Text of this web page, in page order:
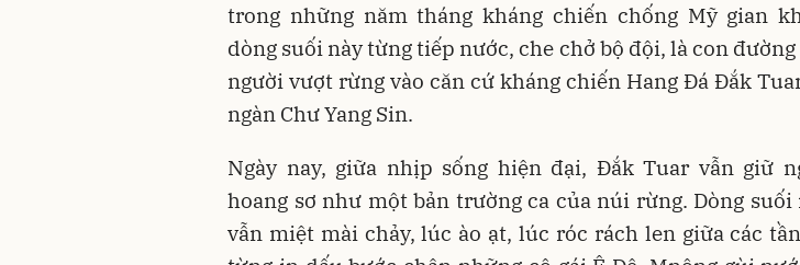
trong những năm tháng kháng chiến chống Mỹ gian
dòng suối này từng tiếp nước, che chở bộ đội, là con
người vượt rừng vào căn cứ kháng chiến Hang Đá Đắk
ngàn Chư Yang Sin.
Ngày nay, giữa nhịp sống hiện đại, Đắk Tuar vẫn giữ
hoang sơ như một bản trường ca của núi rừng. Dòng
vẫn miệt mài chảy, lúc ào ạt, lúc róc rách len giữa các